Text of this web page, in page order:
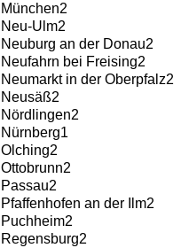
München2
Neu-Ulm2
Neuburg an der Donau2
Neufahrn bei Freising2
Neumarkt in der Oberpfalz2
Neusäß2
Nördlingen2
Nürnberg1
Olching2
Ottobrunn2
Passau2
Pfaffenhofen an der Ilm2
Puchheim2
Regensburg2